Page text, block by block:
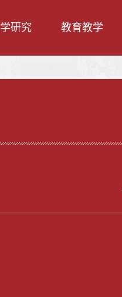
研究 教育教学